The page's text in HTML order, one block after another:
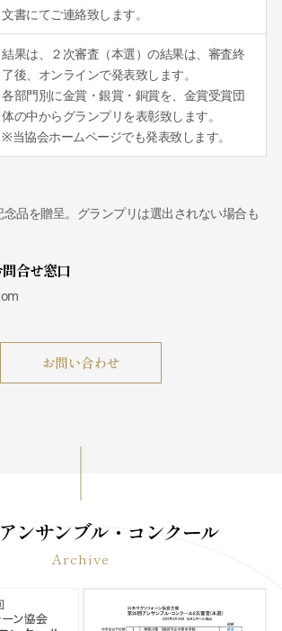
文書にてご連絡致します。
結果は、２次審査（本選）の結果は、審査終
了後、オンラインで発表致します。
各部門別に金賞・銀賞・銅賞を、金賞受賞団
体の中からグランプリを表彰致します。
※当協会ホームページでも発表致します。
品を贈呈。グランプリは選出されない場合も
合せ窓口
お問い合わせ
ンサンブル・コンクール
Archive